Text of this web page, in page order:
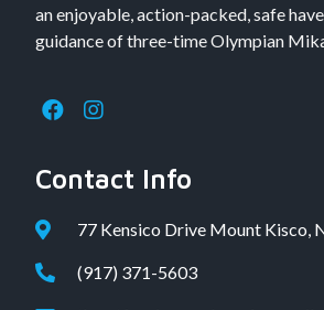
an enjoyable, action-packed, safe
guidance of three-time Olympian
Contact Info
77 Kensico Drive Mount Kisco,
(917) 371-5603